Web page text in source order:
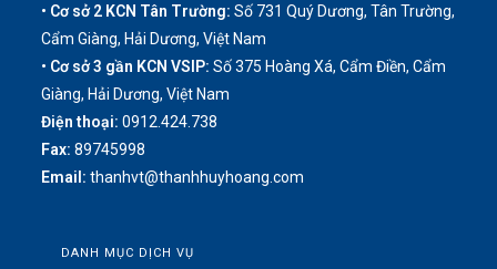
• Cơ sở 2 KCN Tân Trường: Số 731 Quý Dương, Tân Trường,
Cẩm Giàng, Hải Dương, Việt Nam
• Cơ sở 3 gần KCN VSIP: Số 375 Hoàng Xá, Cẩm Điền, Cẩm
Giàng, Hải Dương, Việt Nam
Điện thoại: 0912.424.738
Fax: 89745998
Email: thanhvt@thanhhuyhoang.com
DANH MỤC DỊCH VỤ